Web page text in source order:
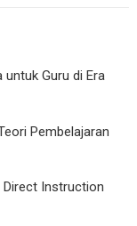
Guru di Era
Pembelajaran
Direct Instruction